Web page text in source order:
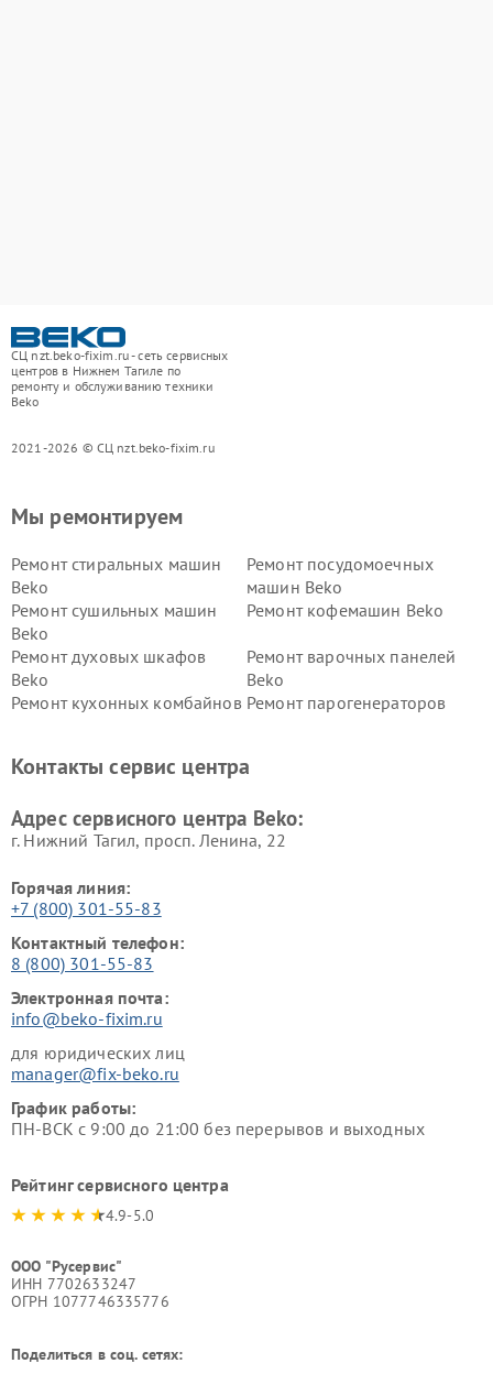
СЦ nzt.beko-fixim.ru - сеть сервисных
центров в Нижнем Тагиле по
ремонту и обслуживанию техники
Beko
2021-2026 © СЦ nzt.beko-fixim.ru
Мы ремонтируем
Ремонт стиральных машин
Beko
Ремонт посудомоечных
машин Beko
Ремонт сушильных машин
Beko
Ремонт кофемашин Beko
Ремонт духовых шкафов
Beko
Ремонт варочных панелей
Beko
Ремонт кухонных комбайнов Ремонт парогенераторов
Ремонт холодильников Beko Ремонт морозильных камер
Контакты сервис центра
Адрес сервисного центра Beko:
г. Нижний Тагил, просп. Ленина, 22
Горячая линия:
+7 (800) 301-55-83
Контактный телефон:
8 (800) 301-55-83
Электронная почта:
info@beko-fixim.ru
для юридических лиц
manager@fix-beko.ru
График работы:
ПН-ВСК с 9:00 до 21:00 без перерывов и выходных
Рейтинг сервисного центра
4.9-5.0
ООО "Русервис"
ИНН 7702633247
ОГРН 1077746335776
Поделиться в соц. сетях: